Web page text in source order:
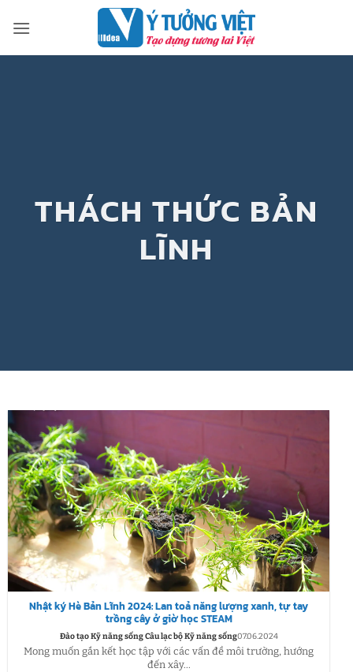
qua
THÁCH THỨC BẢN
LĨNH
Nhật ký Hè Bản Lĩnh 2024: Lan toả năng lượng xanh, tự tay
trồng cây ở giờ học STEAM
Đào tạo Kỹ năng sống Câu lạc bộ Kỹ năng sống07.06.2024
Mong muốn gắn kết học tập với các vấn đề môi trường, hướng
đến xây...